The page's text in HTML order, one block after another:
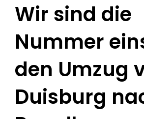
Wir sind die
Nummer
den Umzug
Duisburg